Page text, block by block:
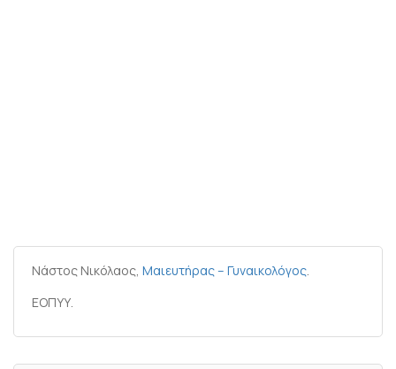
Νάστος Νικόλαος, Μαιευτήρας – Γυναικολόγος.
ΕΟΠΥΥ.